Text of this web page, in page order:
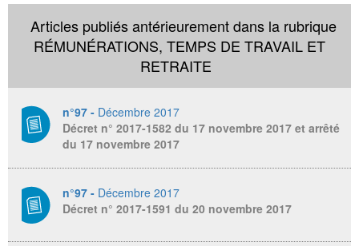
Articles publiés antérieurement dans la rubrique
RÉMUNÉRATIONS, TEMPS DE TRAVAIL ET
RETRAITE
n°97 - Décembre 2017
Décret n° 2017-1582 du 17 novembre 2017 et arrêté
du 17 novembre 2017
n°97 - Décembre 2017
Décret n° 2017-1591 du 20 novembre 2017